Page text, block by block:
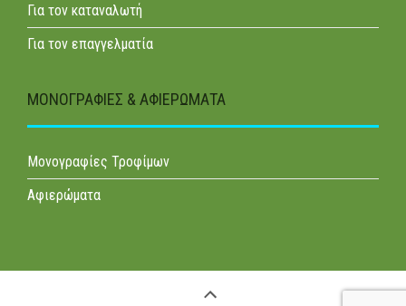
Για τον καταναλωτή
Για τον επαγγελματία
ΜΟΝΟΓΡΑΦΊΕΣ & ΑΦΙΕΡΏΜΑΤΑ
Μονογραφίες Τροφίμων
Αφιερώματα